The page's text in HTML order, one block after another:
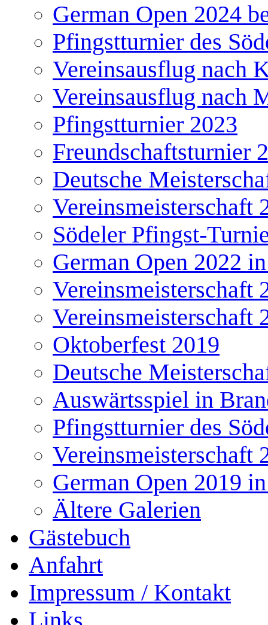
German Open 2024
Pfingstturnier des
Vereinsausflug nach
Vereinsausflug nach
Pfingstturnier 2023
Freundschaftsturnier
Deutsche
Vereinsmeisterschaft
Södeler Pfingst-
German Open 2022
Vereinsmeisterschaft
Vereinsmeisterschaft
Oktoberfest 2019
Deutsche
Auswärtsspiel in
Pfingstturnier des
Vereinsmeisterschaft
German Open 2019
Ältere Galerien
Gästebuch
Anfahrt
Impressum / Kontakt